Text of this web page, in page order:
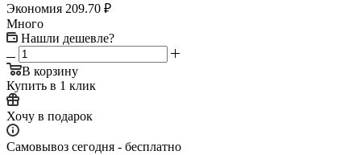
Экономия 209.70 ₽
Много
Нашли дешевле?
В корзину
Купить в 1 клик
Хочу в подарок
Самовывоз сегодня - бесплатно